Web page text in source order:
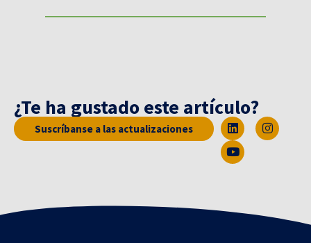
¿Te ha gustado este artículo?
Suscríbanse a las actualizaciones